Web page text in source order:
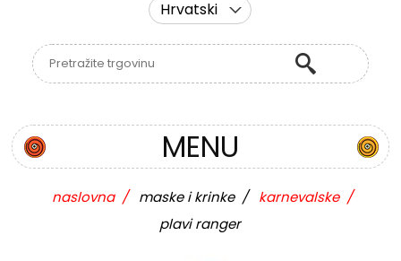
Hrvatski
MENU
naslovna / maske i krinke / karnevalske /
plavi ranger